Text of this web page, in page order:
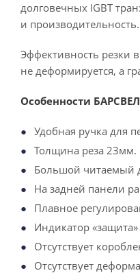
долговечных IGBT
и производительность.
Эффективность резки
не деформируется, а
Особенности
Удобная ручка для
Толщина реза 23мм.
Большой читаемый
На задней панели
Плавное
Индикатор
Отсутствует
Отсутствует